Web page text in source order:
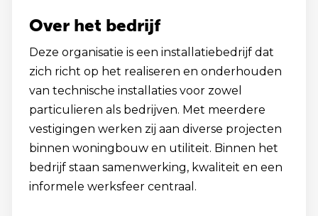
Over het bedrijf
Deze organisatie is een installatiebedrijf dat
zich richt op het realiseren en onderhouden
van technische installaties voor zowel
particulieren als bedrijven. Met meerdere
vestigingen werken zij aan diverse projecten
binnen woningbouw en utiliteit. Binnen het
bedrijf staan samenwerking, kwaliteit en een
informele werksfeer centraal.